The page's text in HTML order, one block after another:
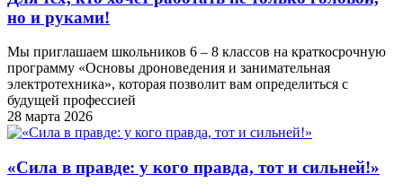
но и руками!
Мы приглашаем школьников 6 – 8 классов на краткосрочную
программу «Основы дроноведения и занимательная
электротехника», которая позволит вам определиться с
будущей профессией
28 марта 2026
«Cила в правде: у кого правда, тот и сильней!»